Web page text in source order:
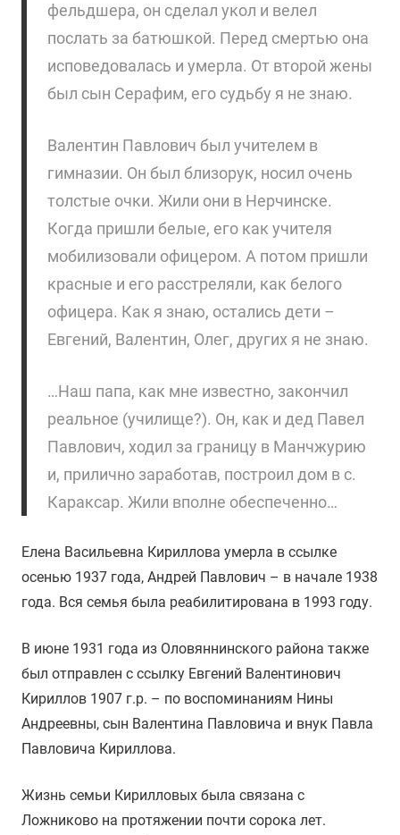
фельдшера, он сделал укол и велел
послать за батюшкой. Перед смертью она
исповедовалась и умерла. От второй жены
был сын Серафим, его судьбу я не знаю.
Валентин Павлович был учителем в
гимназии. Он был близорук, носил очень
толстые очки. Жили они в Нерчинске.
Когда пришли белые, его как учителя
мобилизовали офицером. А потом пришли
красные и его расстреляли, как белого
офицера. Как я знаю, остались дети –
Евгений, Валентин, Олег, других я не знаю.
…Наш папа, как мне известно, закончил
реальное (училище?). Он, как и дед Павел
Павлович, ходил за границу в Манчжурию
и, прилично заработав, построил дом в с.
Караксар. Жили вполне обеспеченно…
Елена Васильевна Кириллова умерла в ссылке
осенью 1937 года, Андрей Павлович – в начале 1938
года. Вся семья была реабилитирована в 1993 году.
В июне 1931 года из Оловяннинского района также
был отправлен с ссылку Евгений Валентинович
Кириллов 1907 г.р. – по воспоминаниям Нины
Андреевны, сын Валентина Павловича и внук Павла
Павловича Кириллова.
Жизнь семьи Кирилловых была связана с
Ложниково на протяжении почти сорока лет.